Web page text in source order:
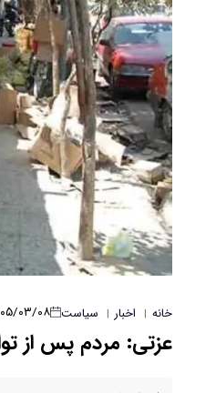
خانه | اخبار | سیاست ۱۴۰۵/۰۳/۰۸
عزتی: مردم پس از